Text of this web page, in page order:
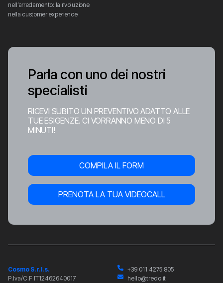
nell’arredamento: la rivoluzione
nella customer experience
Parla con uno dei nostri
specialisti
RICEVI SUBITO UN PREVENTIVO ADATTO ALLE
TUE ESIGENZE. CI VORRANNO MENO DI 5
MINUTI!
COMPILA IL FORM
PRENOTA LA TUA VIDEOCALL
Cosmo S.r.l.s.
P.Iva/C.F IT12462640017
+39 011 4275 805
hello@tredo.it